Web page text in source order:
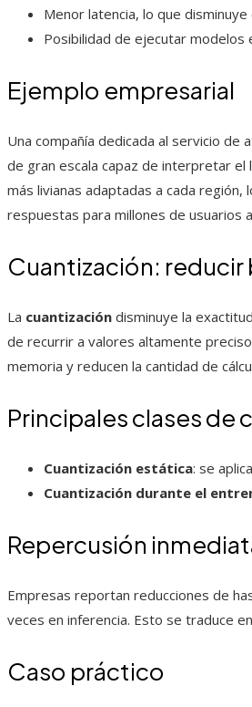
Menor latencia, lo que
Posibilidad de ejecutar
Ejemplo empresarial
Una compañía dedicada al servicio
de gran escala capaz de interpretar
más livianas adaptadas a cada
respuestas para millones de usuarios
Cuantización: reducir
La cuantización disminuye la
de recurrir a valores altamente
memoria y reducen la cantidad de
Principales clases de
Cuantización estática: se
Cuantización durante el
Repercusión
Empresas reportan reducciones de
veces en inferencia. Esto se traduce
Caso práctico